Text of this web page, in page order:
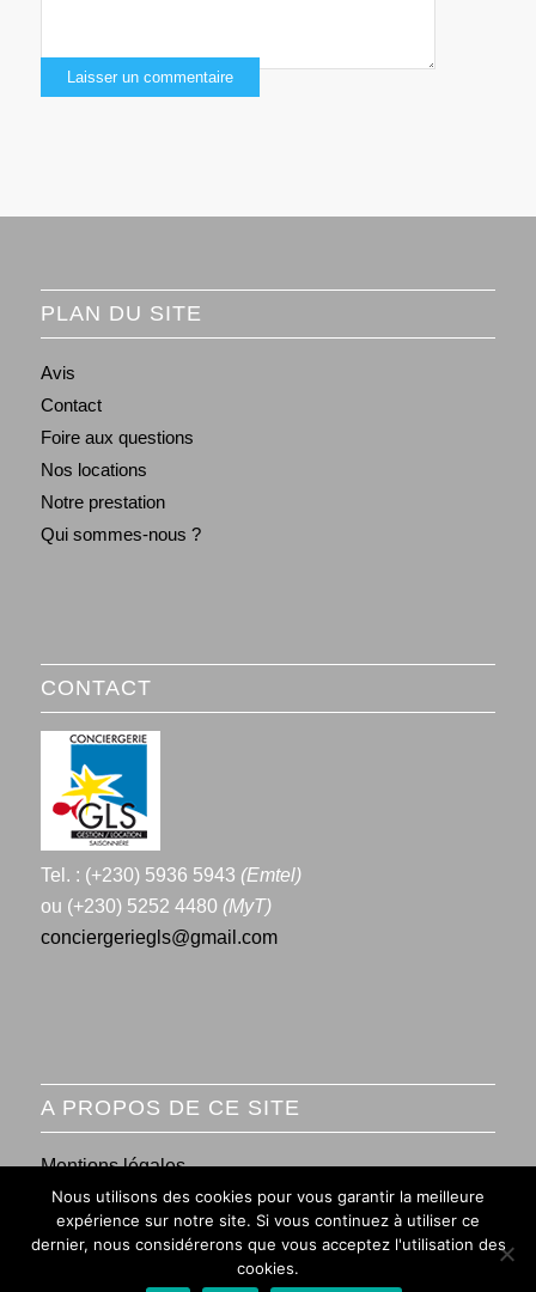
PLAN DU SITE
Avis
Contact
Foire aux questions
Nos locations
Notre prestation
Qui sommes-nous ?
CONTACT
Tel. : (+230) 5936 5943 (Emtel)
ou (+230) 5252 4480 (MyT)
conciergeriegls@gmail.com
A PROPOS DE CE SITE
Mentions légales
Conditions générales de vente
Nous utilisons des cookies pour vous garantir la meilleure
expérience sur notre site. Si vous continuez à utiliser ce
dernier, nous considérerons que vous acceptez l'utilisation des
cookies.